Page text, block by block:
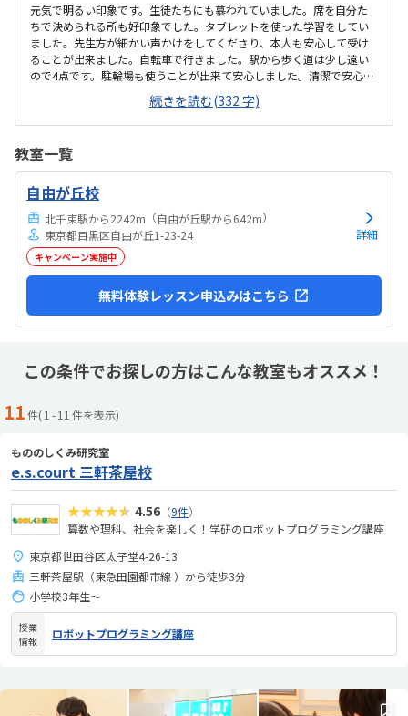
元気で明るい印象です。生徒たちにも慕われていました。席を自分た
ちで決められる所も好印象でした。タブレットを使った学習をしてい
ました。先生方が細かい声かけをしてくださり、本人も安心して受け
ることが出来ました。自転車で行きました。駅から歩く道は少し遠い
ので4点です。駐輪場も使うことが出来て安心しました。清潔で安心し
ました。明るい雰囲気で、生徒たち自身も仲良い印象をうけました。
机椅子も設備が整っていました。料金は他のプログラミング教室と同
じくらいかなという印象ですが教室開放（3時間半ほど）があるのでお
に安心しました。子どもとしては、自分がやりたいようにプログラム
を組ませてくれて楽しそうにしていました。
続きを読む(332 字)
教室一覧
自由が丘校
北千束駅から2242m （自由が丘駅から642m）
東京都目黒区自由が丘1-23-24
キャンペーン実施中
詳細
無料体験レッスン申込みはこちら
この条件でお探しの方はこんな教室もオススメ！
11件(1 -11 件を表示)
もののしくみ研究室
e.s.court 三軒茶屋校
★★★★★ 4.56 （9件）
算数や理科、社会を楽しく！学研のロボットプログラミング講座
東京都世田谷区太子堂4-26-13
三軒茶屋駅（東急田園都市線 ）から徒歩3分
小学校3年生〜
授業
情報
ロボットプログラミング講座